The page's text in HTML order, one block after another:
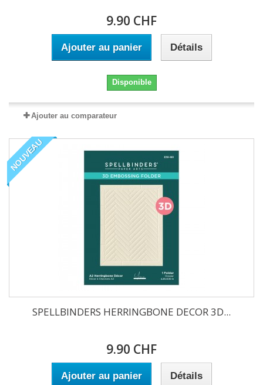
9.90 CHF
Ajouter au panier Détails
Disponible
Ajouter au comparateur
NOUVEAU
SPELLBINDERS HERRINGBONE DECOR 3D...
9.90 CHF
Ajouter au panier Détails